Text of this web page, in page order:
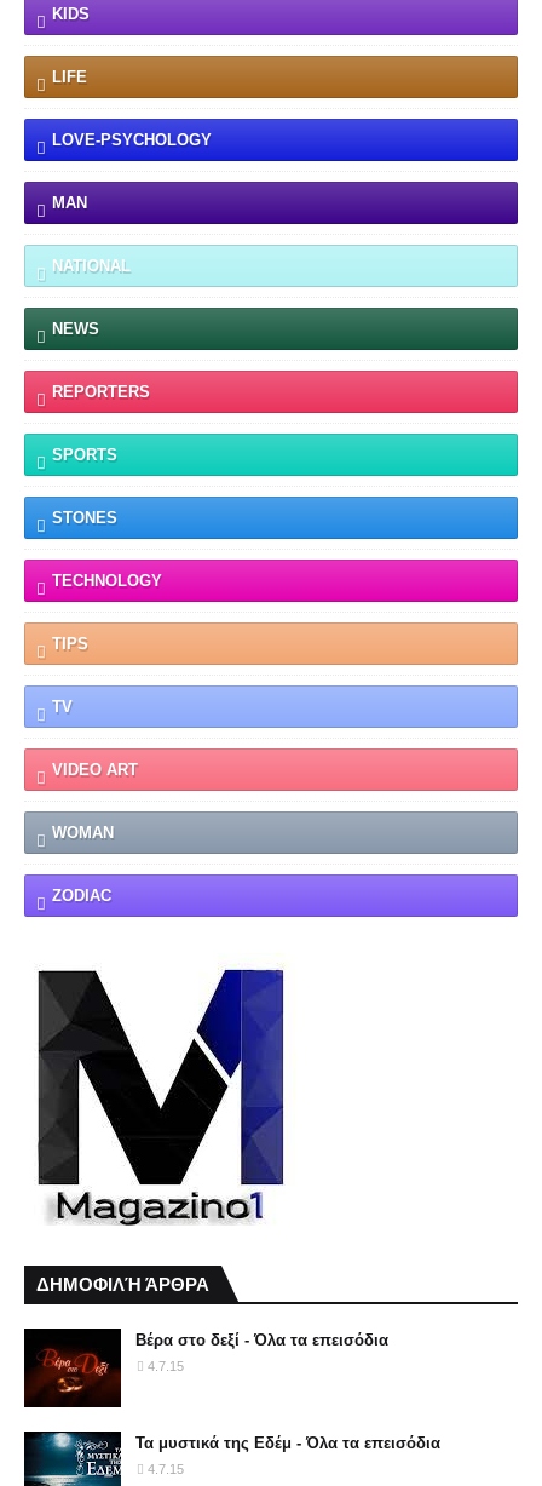
KIDS
LIFE
LOVE-PSYCHOLOGY
MAN
NATIONAL
NEWS
REPORTERS
SPORTS
STONES
TECHNOLOGY
TIPS
TV
VIDEO ART
WOMAN
ZODIAC
ΔΗΜΟΦΙΛΉ ΆΡΘΡΑ
Βέρα στο δεξί - Όλα τα επεισόδια
4.7.15
Τα μυστικά της Εδέμ - Όλα τα επεισόδια
4.7.15